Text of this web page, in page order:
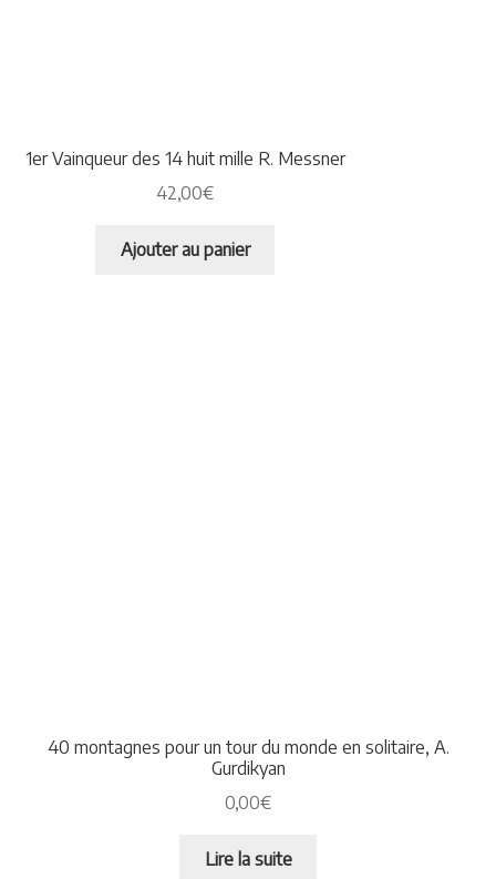
1er Vainqueur des 14 huit mille R. Messner
42,00€
Ajouter au panier
40 montagnes pour un tour du monde en solitaire, A.
Gurdikyan
0,00€
Lire la suite